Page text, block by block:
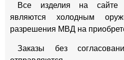
Все изделия на сайте
являются холодным
разрешения МВД на
Заказы без